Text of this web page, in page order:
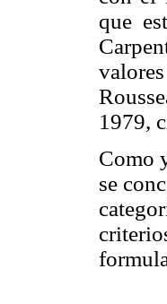
que
1979,
Como
se